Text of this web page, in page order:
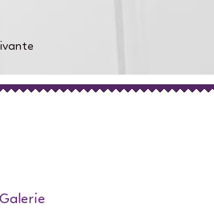
Galerie